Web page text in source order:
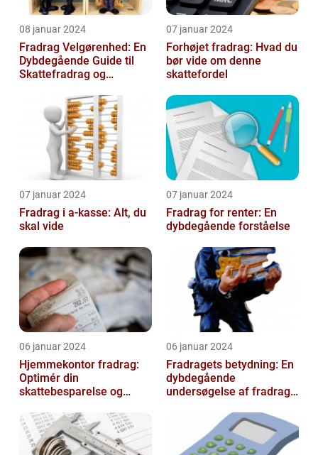
08 januar 2024
Fradrag Velgørenhed: En
Dybdegående Guide til
Skattefradrag og
07 januar 2024
Forhøjet fradrag: Hvad du
bør vide om denne
skattefordel
07 januar 2024
Fradrag i a-kasse: Alt, du
skal vide
07 januar 2024
Fradrag for renter: En
dybdegående forståelse
06 januar 2024
Hjemmekontor fradrag:
Optimér din
skattebesparelse og
06 januar 2024
Fradragets betydning: En
dybdegående
undersøgelse af fradrag